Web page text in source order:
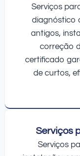
Serviços
diagnóstico
antigos,
correção
certificado
de curtos,
Serviços
Serviços